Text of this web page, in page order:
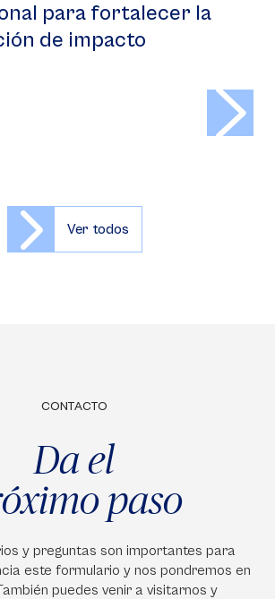
para fortalecer la
de impacto
Ver todos
CONTACTO
Da el
paso
y preguntas son importantes para
este formulario y nos pondremos en
puedes venir a visitarnos y